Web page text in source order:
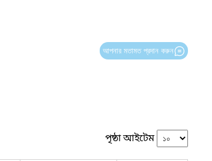
আপনার মতামত প্রদান করুন
পৃষ্ঠা আইটেম